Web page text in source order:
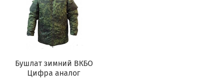
Бушлат зимний ВКБO
Цифpa аналог